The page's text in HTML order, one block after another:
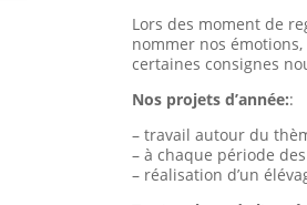
Lors des moment de
nommer nos
certaines consignes
Nos projets d’année::
– travail autour du
– à chaque période
– réalisation d’un